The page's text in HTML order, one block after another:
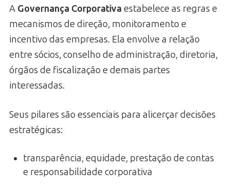
A Governança Corporativa estabelece as regras e
mecanismos de direção, monitoramento e
incentivo das empresas. Ela envolve a relação
entre sócios, conselho de administração, diretoria,
órgãos de fiscalização e demais partes
interessadas.
Seus pilares são essenciais para alicerçar decisões
estratégicas:
transparência, equidade, prestação de contas
e responsabilidade corporativa